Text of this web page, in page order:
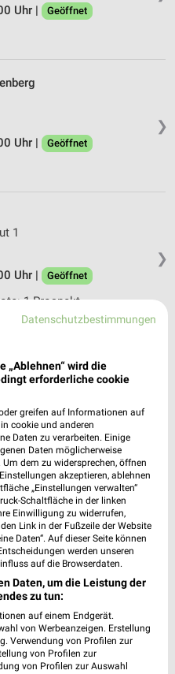
Uhr |
Geöffnet
❯
Uhr |
Geöffnet
❯
1
Uhr |
Geöffnet
1 Prospekt
1
Uhr | Geöffnet
Chemnitz
315
Uhr | Geöffnet
315-317
Datenschutzbestimmungen
„Ablehnen“ wird die
erforderliche cookie
greifen auf Informationen auf
cookie und anderen
Daten zu verarbeiten. Einige
Daten möglicherweise
dem zu widersprechen, öffnen
akzeptieren, ablehnen
„Einstellungen verwalten“
Schaltfläche in der linken
Einwilligung zu widerrufen,
Link in der Fußzeile der Website
Daten“. Auf dieser Seite können
werden unseren
auf die Browserdaten.
Daten, um die Leistung der
zu tun:
auf einem Endgerät.
von Werbeanzeigen. Erstellung
Verwendung von Profilen zur
von Profilen zur
von Profilen zur Auswahl